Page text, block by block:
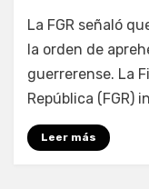
porFernando
La FGR señaló
la orden de
guerrerense. La
República (FGR)
Leer más